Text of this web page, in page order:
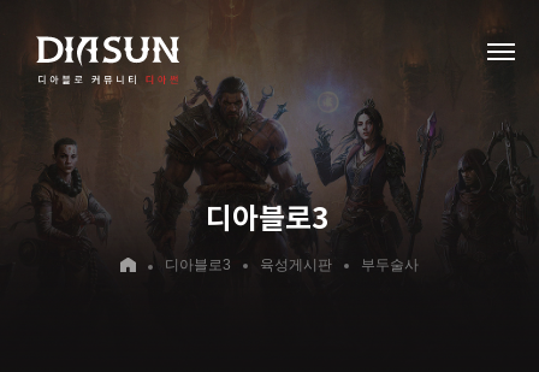
디아블로3
디아블로3 육성게시판 부두술사